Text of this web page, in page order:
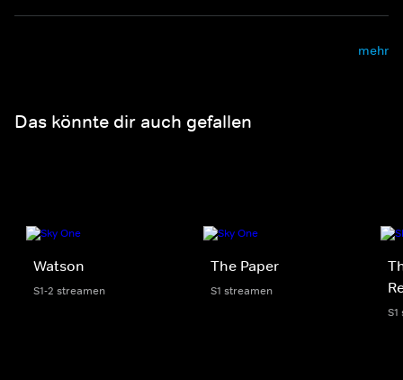
mehr
Das könnte dir auch gefallen
Watson
S1-2 streamen
The Paper
S1 streamen